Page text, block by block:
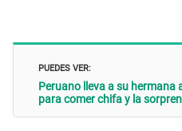
PUEDES VER:
Peruano lleva a su hermana
para comer chifa y la